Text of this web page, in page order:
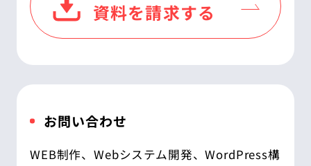
資料を請求する
お問い合わせ
WEB制作、Webシステム開発、WordPress構